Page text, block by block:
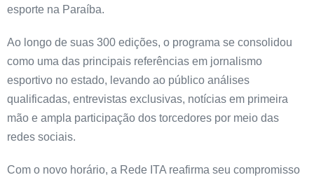
esporte na Paraíba.
Ao longo de suas 300 edições, o programa se consolidou
como uma das principais referências em jornalismo
esportivo no estado, levando ao público análises
qualificadas, entrevistas exclusivas, notícias em primeira
mão e ampla participação dos torcedores por meio das
redes sociais.
Com o novo horário, a Rede ITA reafirma seu compromisso